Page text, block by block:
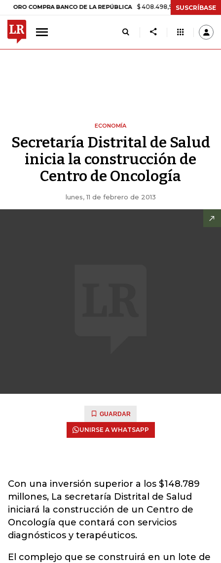
COMPRA BANCO DE LA REPÚBLICA $ 408.498,97 +$ 8.753,81 +2,19%
SUSCRÍBASE
ECONOMÍA
Secretaría Distrital de Salud
inicia la construcción de
Centro de Oncología
lunes, 11 de febrero de 2013
GUARDAR
UNIRSE A WHATSAPP
Con una inversión superior a los $148.789
millones, La secretaría Distrital de Salud
iniciará la construcción de un Centro de
Oncología que contará con servicios
diagnósticos y terapéuticos.
El complejo que se construirá en un lote de